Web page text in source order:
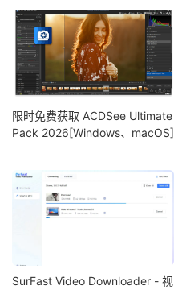
限时免费获取 ACDSee Ultimate
Pack 2026[Windows、macOS]
SurFast Video Downloader - 视